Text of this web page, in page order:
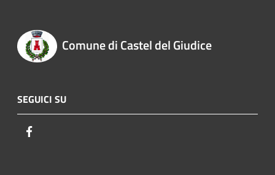
Comune di Castel del Giudice
SEGUICI SU